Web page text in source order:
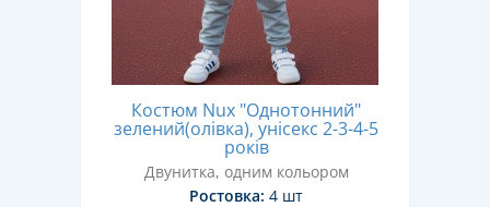
Костюм Nux "Однотонний"
зелений(олівка), унісекс 2-3-4-5
років
Двунитка, одним кольором
Ростовка: 4 шт